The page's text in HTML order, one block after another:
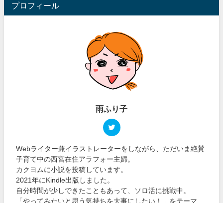
プロフィール
雨ふり子
Webライター兼イラストレーターをしながら、ただいま絶賛
子育て中の西宮在住アラフォー主婦。
カクヨムに小説を投稿しています。
2021年にKindle出版しました。
自分時間が少しできたこともあって、ソロ活に挑戦中。
「やってみたいと思う気持ちを大事にしたい！」をテーマ